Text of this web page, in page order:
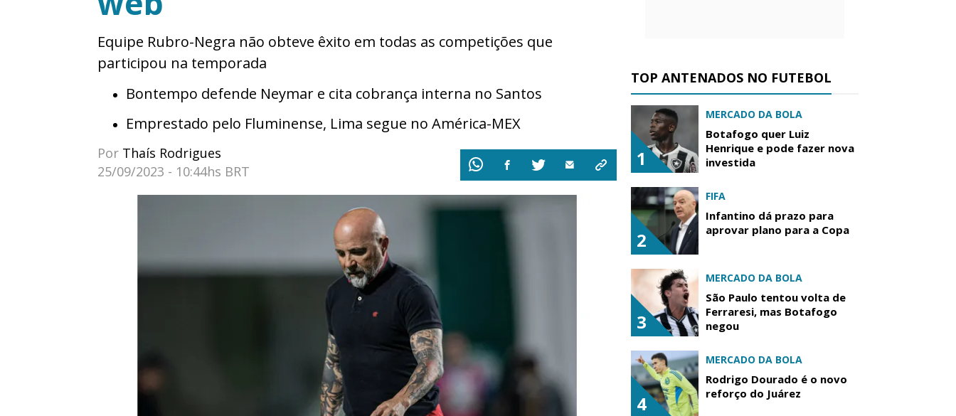
Equipe Rubro-Negra não obteve êxito em todas as competições que
participou na temporada
Bontempo defende Neymar e cita cobrança interna no Santos
Emprestado pelo Fluminense, Lima segue no América-MEX
Por Thaís Rodrigues
25/09/2023 - 10:44hs BRT
TOP ANTENADOS NO FUTEBOL
1
MERCADO DA BOLA
Botafogo quer Luiz
Henrique e pode fazer nova
investida
2
FIFA
Infantino dá prazo para
aprovar plano para a Copa
3
MERCADO DA BOLA
São Paulo tentou volta de
Ferraresi, mas Botafogo
negou
4
MERCADO DA BOLA
Rodrigo Dourado é o novo
reforço do Juárez